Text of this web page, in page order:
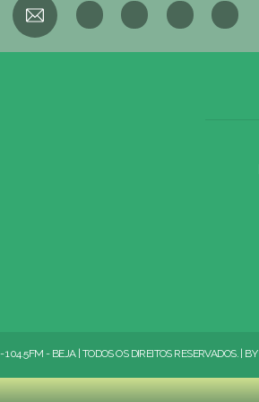
- BEJA | TODOS OS DIREITOS RESERVADOS. | BY